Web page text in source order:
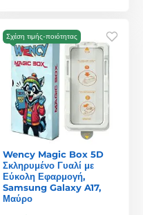
Σχέση τιμής-ποιότητας
Wency Magic Box 5D
Σκληρυμένο Γυαλί με
Εύκολη Εφαρμογή,
Samsung Galaxy A17,
Μαύρο